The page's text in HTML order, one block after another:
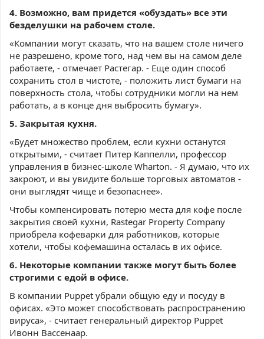
4. Возможно, вам придется «обуздать» все эти
безделушки на рабочем столе.
«Компании могут сказать, что на вашем столе ничего
не разрешено, кроме того, над чем вы на самом деле
работаете, - отмечает Растегар. - Еще один способ
сохранить стол в чистоте, - положить лист бумаги на
поверхность стола, чтобы сотрудники могли на нем
работать, а в конце дня выбросить бумагу».
5. Закрытая кухня.
«Будет множество проблем, если кухни останутся
открытыми, - считает Питер Каппелли, профессор
управления в бизнес-школе Wharton. - Я думаю, что их
закроют, и вы увидите больше торговых автоматов -
они выглядят чище и безопаснее».
Чтобы компенсировать потерю места для кофе после
закрытия своей кухни, Rastegar Property Company
приобрела кофеварки для работников, которые
хотели, чтобы кофемашина осталась в их офисе.
6. Некоторые компании также могут быть более
строгими с едой в офисе.
В компании Puppet убрали общую еду и посуду в
офисах. «Это может способствовать распространению
вируса», - считает генеральный директор Puppet
Ивонн Вассенаар.